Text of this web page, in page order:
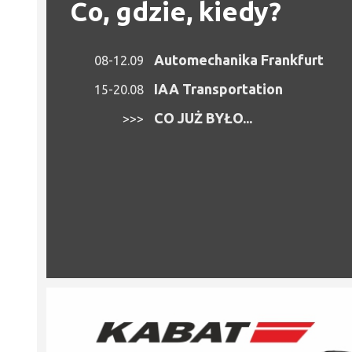
Co, gdzie, kiedy?
08-12.09 Automechanika Frankfurt
15-20.08 IAA Transportation
>>> CO JUŻ BYŁO...